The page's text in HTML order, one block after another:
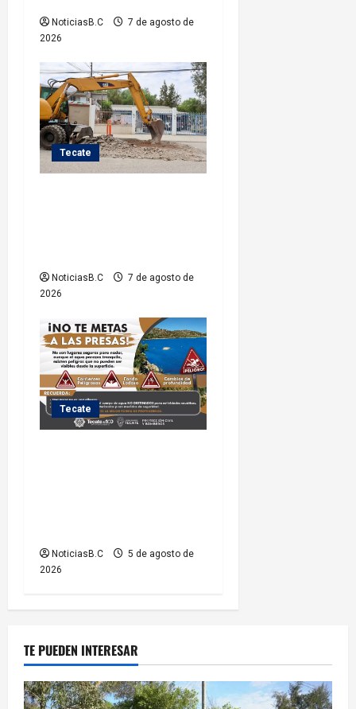
r
a
d
a
s
NoticiasB.C
7 de agosto de
2026
Tecate
NoticiasB.C
7 de agosto de
2026
Tecate
NoticiasB.C
5 de agosto de
2026
TE PUEDEN INTERESAR